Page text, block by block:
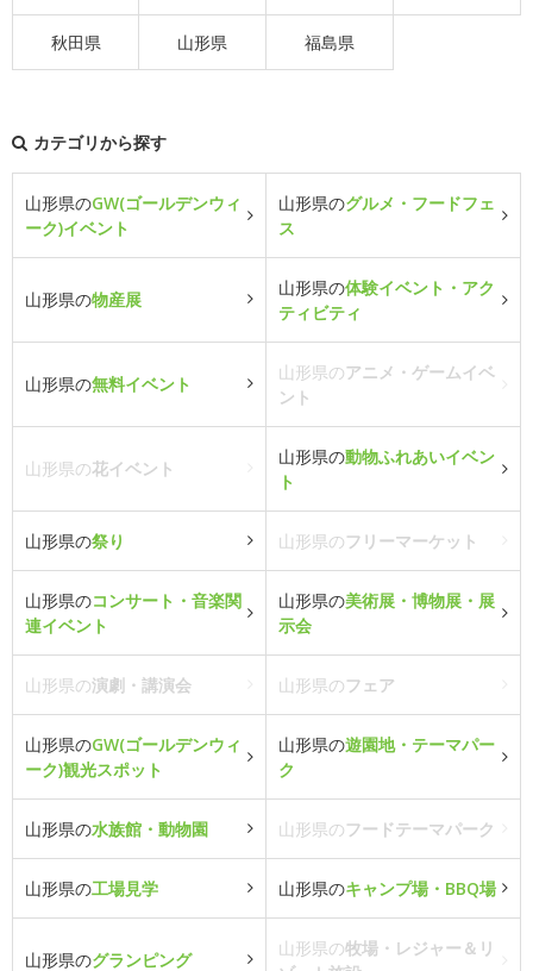
秋田県 山形県 福島県
カテゴリから探す
山形県のGW(ゴールデンウィ
ーク)イベント
山形県のグルメ・フードフェ
ス
山形県の物産展
山形県の体験イベント・アク
ティビティ
山形県の無料イベント
山形県のアニメ・ゲームイベ
ント
山形県の花イベント
山形県の動物ふれあいイベン
ト
山形県の祭り 山形県のフリーマーケット
山形県のコンサート・音楽関
連イベント
山形県の美術展・博物展・展
示会
山形県の演劇・講演会 山形県のフェア
山形県のGW(ゴールデンウィ
ーク)観光スポット
山形県の遊園地・テーマパー
ク
山形県の水族館・動物園 山形県のフードテーマパーク
山形県の工場見学 山形県のキャンプ場・BBQ場
山形県のグランピング
山形県の牧場・レジャー＆リ